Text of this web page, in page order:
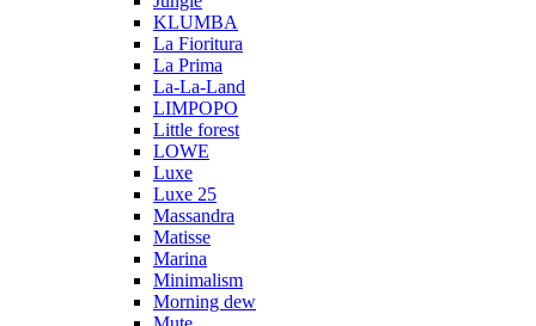
KLUMBA
La Fioritura
La Prima
La-La-Land
LIMPOPO
Little forest
LOWE
Luxe
Luxe 25
Massandra
Matisse
Marina
Minimalism
Morning dew